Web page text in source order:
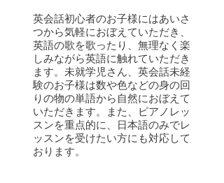
英会話初心者のお子様にはあいさ
つから気軽におぼえていただき、
英語の歌を歌ったり、無理なく楽
しみながら英語に触れていただき
ます。未就学児さん、英会話未経
験のお子様は数や色などの身の回
りの物の単語から自然におぼえて
いただきます。また、ピアノレッ
スンを重点的に、日本語のみでレ
ッスンを受けたい方にも対応して
おります。